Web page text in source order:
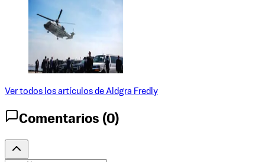
Ver todos los artículos de Aldgra Fredly
Comentarios (0)